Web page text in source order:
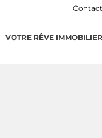
Contact
VOTRE RÊVE IMMOBILIER